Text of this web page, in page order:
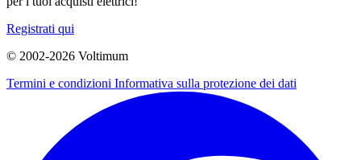
Registrati qui
© 2002-2026 Voltimum
Termini e condizioni Informativa sulla protezione dei dati